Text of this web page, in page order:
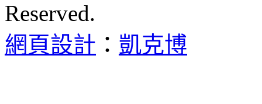
Reserved.
網頁設計 ： 凱克博